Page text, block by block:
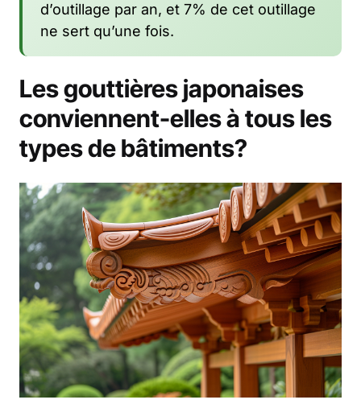
d’outillage par an, et 7% de cet outillage
ne sert qu’une fois.
Les gouttières japonaises
conviennent-elles à tous les
types de bâtiments?